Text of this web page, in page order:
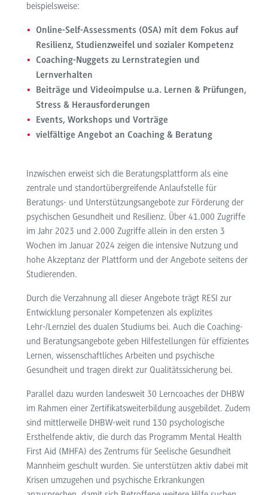
beispielsweise:
Online-Self-Assessments (OSA) mit dem Fokus auf
Resilienz, Studienzweifel und sozialer Kompetenz
Coaching-Nuggets zu Lernstrategien und
Lernverhalten
Beiträge und Videoimpulse u.a. Lernen & Prüfungen,
Stress & Herausforderungen
Events, Workshops und Vorträge
vielfältige Angebot an Coaching & Beratung
Inzwischen erweist sich die Beratungsplattform als eine
zentrale und standortübergreifende Anlaufstelle für
Beratungs- und Unterstützungsangebote zur Förderung der
psychischen Gesundheit und Resilienz. Über 41.000 Zugriffe
im Jahr 2023 und 2.000 Zugriffe allein in den ersten 3
Wochen im Januar 2024 zeigen die intensive Nutzung und
hohe Akzeptanz der Plattform und der Angebote seitens der
Studierenden.
Durch die Verzahnung all dieser Angebote trägt RESI zur
Entwicklung personaler Kompetenzen als explizites
Lehr-/Lernziel des dualen Studiums bei. Auch die Coaching-
und Beratungsangebote geben Hilfestellungen für effizientes
Lernen, wissenschaftliches Arbeiten und psychische
Gesundheit und tragen direkt zur Qualitätssicherung bei.
Parallel dazu wurden landesweit 30 Lerncoaches der DHBW
im Rahmen einer Zertifikatsweiterbildung ausgebildet. Zudem
sind mittlerweile DHBW-weit rund 130 psychologische
Ersthelfende aktiv, die durch das Programm Mental Health
First Aid (MHFA) des Zentrums für Seelische Gesundheit
Mannheim geschult wurden. Sie unterstützen aktiv dabei mit
Krisen umzugehen und psychische Erkrankungen